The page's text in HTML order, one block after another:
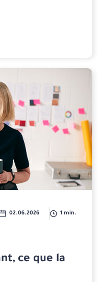
02.06.2026 1 min.
ce que la